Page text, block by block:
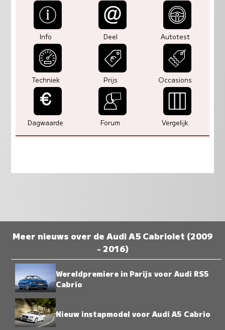
Info Deel Autotest
Techniek Prijs Occasions
Dagwaarde Forum Vergelijk
Meer nieuws over de Audi A5 Cabriolet (2009
- 2016)
Wereldpremiere in Parijs voor Audi RS5
Cabrio
Nieuw instapmodel voor Audi A5 Cabrio